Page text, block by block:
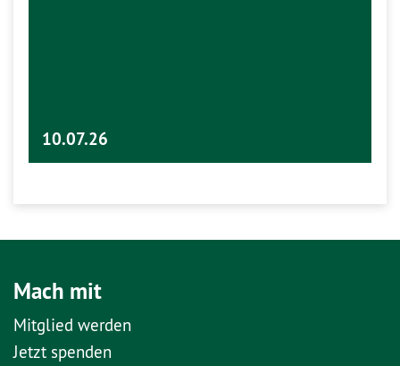
10.07.26
Mach mit
Mitglied werden
Jetzt spenden